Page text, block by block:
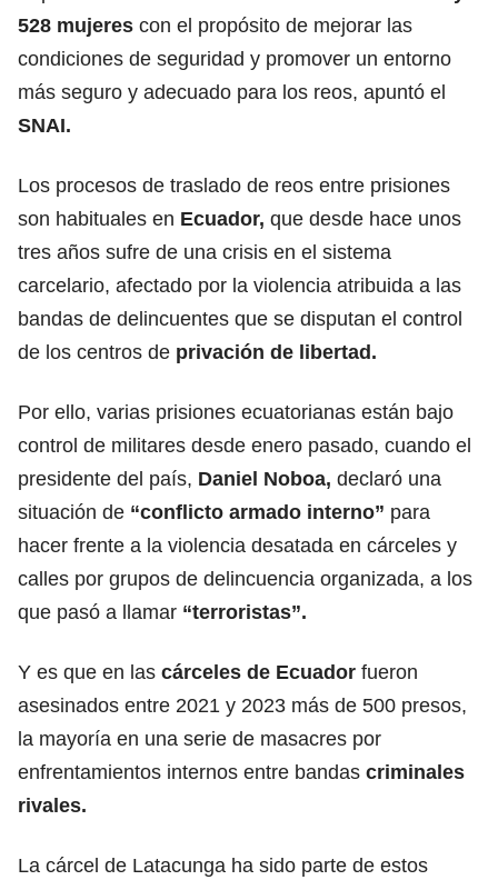
528 mujeres con el propósito de mejorar las
condiciones de seguridad y promover un entorno
más seguro y adecuado para los reos, apuntó el
SNAI.
Los procesos de traslado de reos entre prisiones
son habituales en Ecuador, que desde hace unos
tres años sufre de una crisis en el sistema
carcelario, afectado por la violencia atribuida a las
bandas de delincuentes que se disputan el control
de los centros de privación de libertad.
Por ello, varias prisiones ecuatorianas están bajo
control de militares desde enero pasado, cuando el
presidente del país, Daniel Noboa, declaró una
situación de “conflicto armado interno” para
hacer frente a la violencia desatada en cárceles y
calles por grupos de delincuencia organizada, a los
que pasó a llamar “terroristas”.
Y es que en las cárceles de Ecuador fueron
asesinados entre 2021 y 2023 más de 500 presos,
la mayoría en una serie de masacres por
enfrentamientos internos entre bandas criminales
rivales.
La cárcel de Latacunga ha sido parte de estos